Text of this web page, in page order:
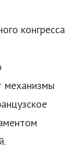
конгресса
механизмы